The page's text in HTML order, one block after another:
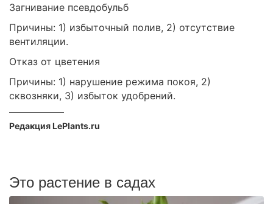
Загнивание псевдобульб
Причины: 1) избыточный полив, 2) отсутствие
вентиляции.
Отказ от цветения
Причины: 1) нарушение режима покоя, 2)
сквозняки, 3) избыток удобрений.
Редакция LePlants.ru
Это растение в садах